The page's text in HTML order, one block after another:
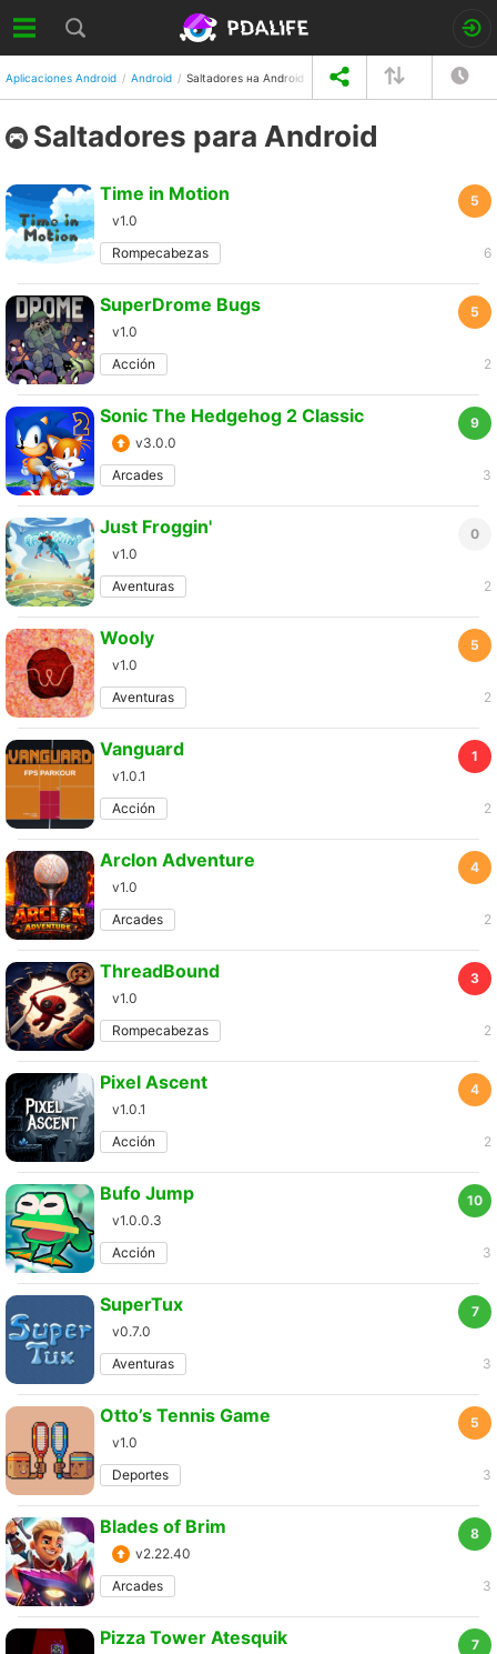
Aplicaciones Android Android Saltadores на Android
Saltadores para Android
5
Time in Motion
v1.0
Rompecabezas
6
5
SuperDrome Bugs
v1.0
Acción
2
9
Sonic The Hedgehog 2 Classic
v3.0.0
Arcades
3
0
Just Froggin'
v1.0
Aventuras
2
5
Wooly
v1.0
Aventuras
2
1
Vanguard
v1.0.1
Acción
2
4
Arclon Adventure
v1.0
Arcades
2
3
ThreadBound
v1.0
Rompecabezas
2
4
Pixel Ascent
v1.0.1
Acción
2
10
Bufo Jump
v1.0.0.3
Acción
3
7
SuperTux
v0.7.0
Aventuras
3
5
Otto’s Tennis Game
v1.0
Deportes
3
8
Blades of Brim
v2.22.40
Arcades
3
7
Pizza Tower Atesquik